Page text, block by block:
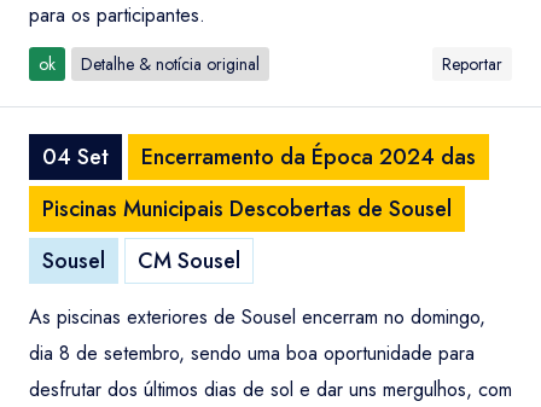
para os participantes.
ok Detalhe & notícia original Reportar
04 Set
Encerramento da Época 2024 das
Piscinas Municipais Descobertas de Sousel
Sousel
CM Sousel
As piscinas exteriores de Sousel encerram no domingo,
dia 8 de setembro, sendo uma boa oportunidade para
desfrutar dos últimos dias de sol e dar uns mergulhos, com